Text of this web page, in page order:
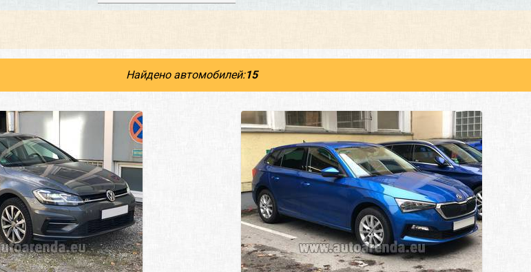
Найдено автомобилей:15